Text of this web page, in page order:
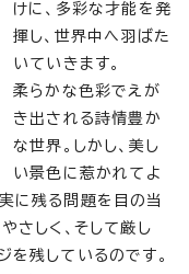
けに、多彩な才能を発
揮し、世界中へ羽ばた
いていきます。
柔らかな色彩でえが
き出される詩情豊か
な世界。しかし、美し
い景色に惹かれてよ
に残る問題を目の当
さしく、そして厳し
を残しているのです。